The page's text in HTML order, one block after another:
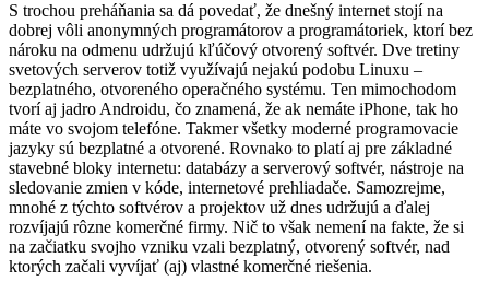
S trochou preháňania sa dá povedať, že dnešný internet stojí na
dobrej vôli anonymných programátorov a programátoriek, ktorí bez
nároku na odmenu udržujú kľúčový otvorený softvér. Dve tretiny
svetových serverov totiž využívajú nejakú podobu Linuxu –
bezplatného, otvoreného operačného systému. Ten mimochodom
tvorí aj jadro Androidu, čo znamená, že ak nemáte iPhone, tak ho
máte vo svojom telefóne. Takmer všetky moderné programovacie
jazyky sú bezplatné a otvorené. Rovnako to platí aj pre základné
stavebné bloky internetu: databázy a serverový softvér, nástroje na
sledovanie zmien v kóde, internetové prehliadače. Samozrejme,
mnohé z týchto softvérov a projektov už dnes udržujú a ďalej
rozvíjajú rôzne komerčné firmy. Nič to však nemení na fakte, že si
na začiatku svojho vzniku vzali bezplatný, otvorený softvér, nad
ktorých začali vyvíjať (aj) vlastné komerčné riešenia.